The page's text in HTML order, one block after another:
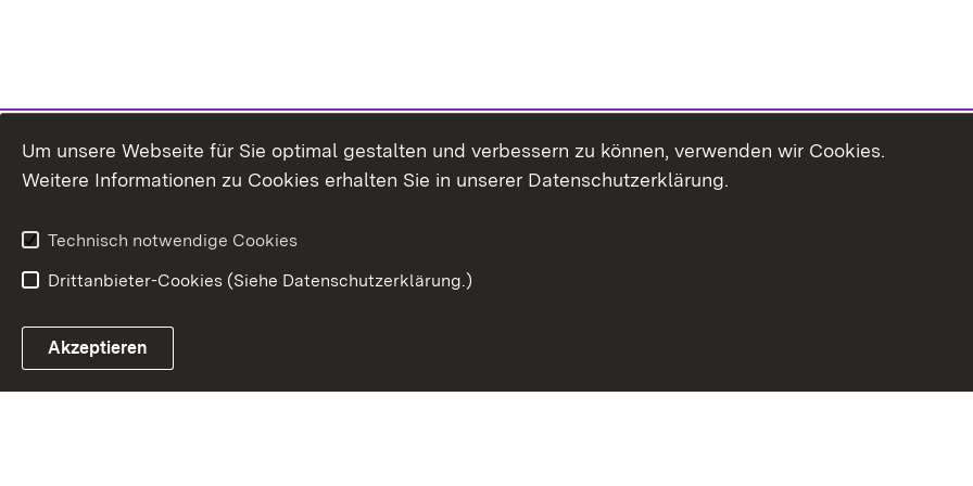
Um unsere Webseite für Sie optimal gestalten und verbessern zu können, verwenden wir Cookies.
Weitere Informationen zu Cookies erhalten Sie in unserer Datenschutzerklärung.
Technisch notwendige Cookies
Drittanbieter-Cookies (Siehe Datenschutzerklärung.)
Akzeptieren